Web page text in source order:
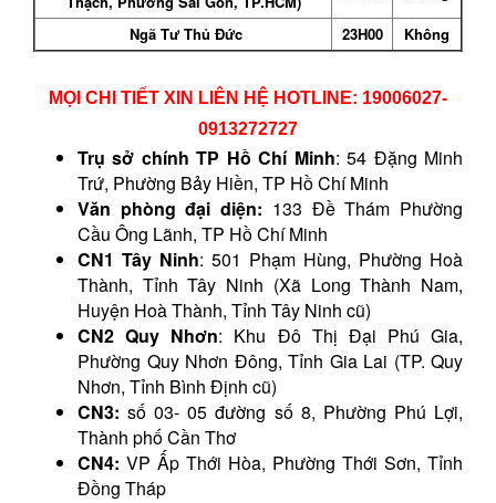
Ngã Tư Thủ Đức
23H00 Không
MỌI CHI TIẾT XIN LIÊN HỆ HOTLINE: 19006027-
0913272727
Trụ sở chính TP Hồ Chí Minh: 54 Đặng Minh
Trứ, Phường Bảy Hiền, TP Hồ Chí Minh
Văn phòng đại diện: 133 Đề Thám Phường
Cầu Ông Lãnh, TP Hồ Chí Minh
CN1 Tây Ninh: 501 Phạm Hùng, Phường Hoà
Thành, Tỉnh Tây Ninh (Xã Long Thành Nam,
Huyện Hoà Thành, Tỉnh Tây Ninh cũ)
CN2 Quy Nhơn: Khu Đô Thị Đại Phú Gia,
Phường Quy Nhơn Đông, Tỉnh Gia Lai (TP. Quy
Nhơn, Tỉnh Bình Định cũ)
CN3:số 03- 05 đường số 8, Phường Phú Lợi,
Thành phố Cần Thơ
CN4: VP Ấp Thới Hòa, Phường Thới Sơn, Tỉnh
Đồng Tháp